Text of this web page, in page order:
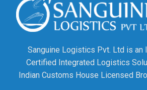
Sanguine Logistics Pvt. Ltd is an
Certified Integrated Logistics
Indian Customs House Licensed